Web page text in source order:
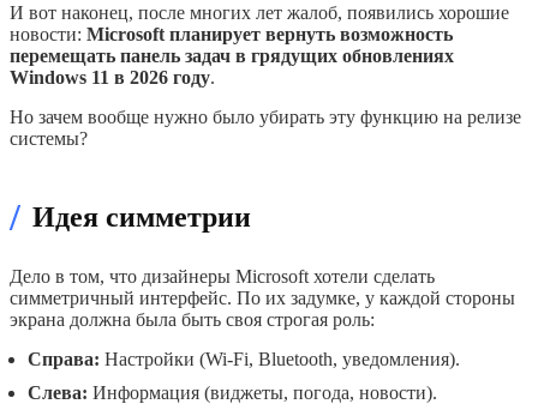
И вот наконец, после многих лет жалоб, появились хорошие
новости: Microsoft планирует вернуть возможность
перемещать панель задач в грядущих обновлениях
Windows 11 в 2026 году.
Но зачем вообще нужно было убирать эту функцию на релизе
системы?
/ Идея симметрии
Дело в том, что дизайнеры Microsoft хотели сделать
симметричный интерфейс. По их задумке, у каждой стороны
экрана должна была быть своя строгая роль:
Справа: Настройки (Wi-Fi, Bluetooth, уведомления).
Слева: Информация (виджеты, погода, новости).